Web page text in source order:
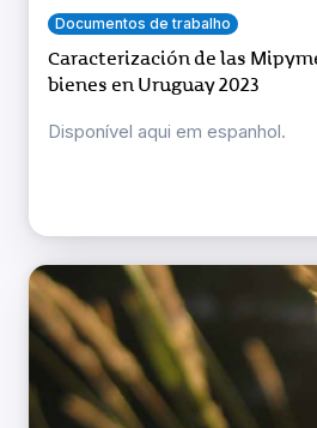
Documentos de trabalho
Caracterización de las
bienes en Uruguay 2023
Disponível aqui em espanhol.